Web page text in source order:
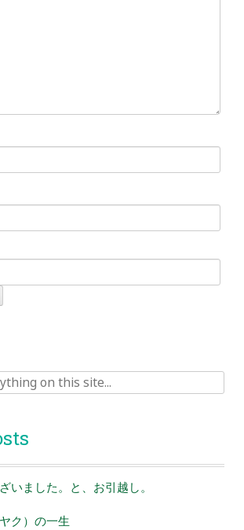
いました。と、お引越し。
ク）の一生